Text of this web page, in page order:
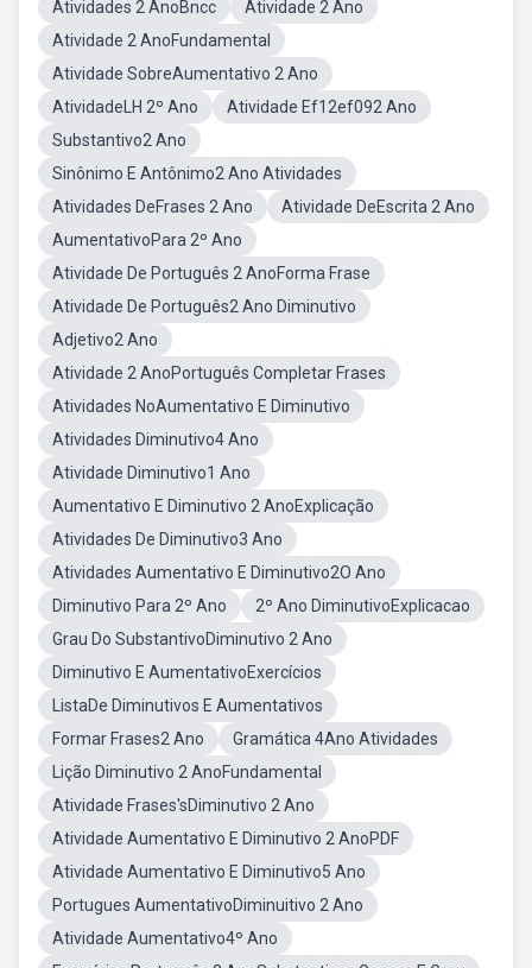
Atividades 2 AnoBncc
Atividade 2 Ano
Atividade 2 AnoFundamental
Atividade SobreAumentativo 2 Ano
AtividadeLH 2º Ano
Atividade Ef12ef092 Ano
Substantivo2 Ano
Sinônimo E Antônimo2 Ano Atividades
Atividades DeFrases 2 Ano
Atividade DeEscrita 2 Ano
AumentativoPara 2º Ano
Atividade De Português 2 AnoForma Frase
Atividade De Português2 Ano Diminutivo
Adjetivo2 Ano
Atividade 2 AnoPortuguês Completar Frases
Atividades NoAumentativo E Diminutivo
Atividades Diminutivo4 Ano
Atividade Diminutivo1 Ano
Aumentativo E Diminutivo 2 AnoExplicação
Atividades De Diminutivo3 Ano
Atividades Aumentativo E Diminutivo2O Ano
Diminutivo Para 2º Ano
2º Ano DiminutivoExplicacao
Grau Do SubstantivoDiminutivo 2 Ano
Diminutivo E AumentativoExercícios
ListaDe Diminutivos E Aumentativos
Formar Frases2 Ano
Gramática 4Ano Atividades
Lição Diminutivo 2 AnoFundamental
Atividade Frases'sDiminutivo 2 Ano
Atividade Aumentativo E Diminutivo 2 AnoPDF
Atividade Aumentativo E Diminutivo5 Ano
Portugues AumentativoDiminuitivo 2 Ano
Atividade Aumentativo4º Ano